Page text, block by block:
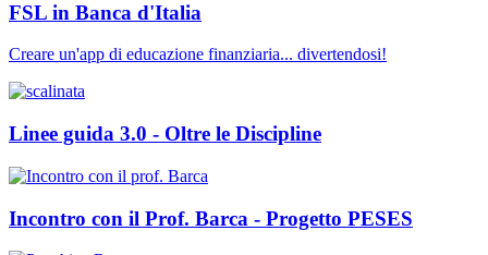
FSL in Banca d'Italia
Creare un'app di educazione finanziaria... divertendosi!
Linee guida 3.0 - Oltre le Discipline
Incontro con il Prof. Barca - Progetto PESES